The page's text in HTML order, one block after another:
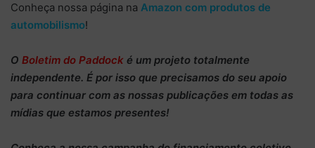
Conheça nossa página na Amazon com produtos de
automobilismo!
O Boletim do Paddock é um projeto totalmente
independente. É por isso que precisamos do seu apoio
para continuar com as nossas publicações em todas as
mídias que estamos presentes!